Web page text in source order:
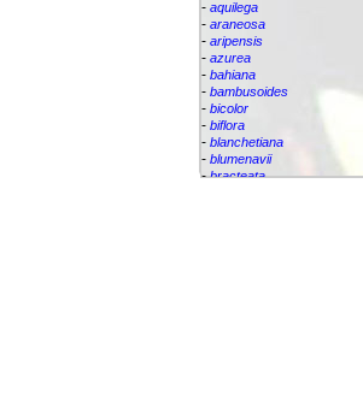
- aquilega
- araneosa
- aripensis
- azurea
- bahiana
- bambusoides
- bicolor
- biflora
- blanchetiana
- blumenavii
-bracteata